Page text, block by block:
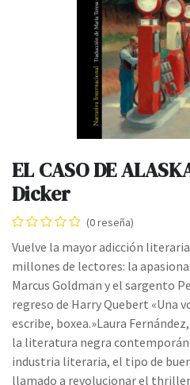
EL CASO DE
Dicker
(0 reseña)
Vuelve la mayor adicción
millones de lectores: la
Marcus Goldman y el sargento
regreso de Harry Quebert «Una
escribe, boxea.»Laura
la literatura negra
industria literaria, el tipo de
llamado a revolucionar el